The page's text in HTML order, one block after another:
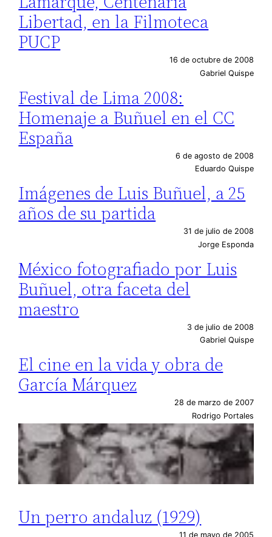
Libertad, en la Filmoteca
PUCP
16 de octubre de 2008
Gabriel Quispe
Festival de Lima 2008:
Homenaje a Buñuel en el CC
España
6 de agosto de 2008
Eduardo Quispe
Imágenes de Luis Buñuel, a 25
años de su partida
31 de julio de 2008
Jorge Esponda
México fotografiado por Luis
Buñuel, otra faceta del
maestro
3 de julio de 2008
Gabriel Quispe
El cine en la vida y obra de
García Márquez
28 de marzo de 2007
Rodrigo Portales
Un perro andaluz (1929)
11 de mayo de 2005